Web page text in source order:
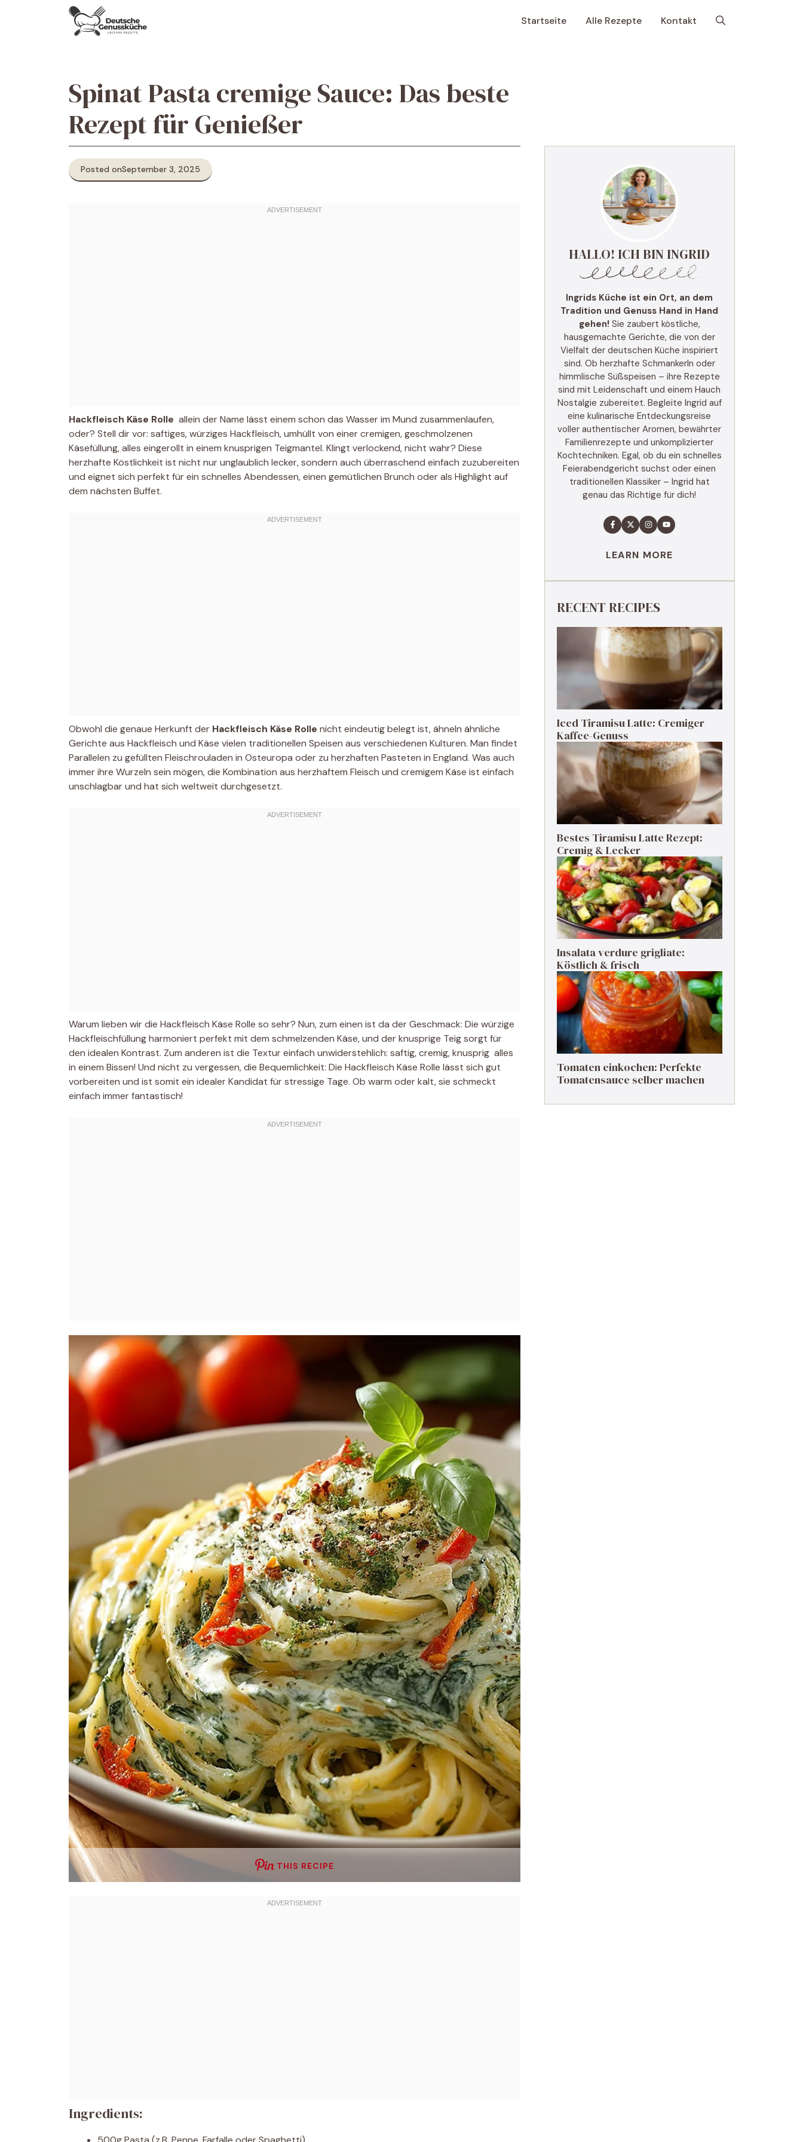
Startseite Alle Rezepte Kontakt
Spinat Pasta cremige Sauce: Das beste
Rezept für Genießer
Posted onSeptember 3, 2025
Hackfleisch Käse Rolle  allein der Name lässt einem schon das Wasser im Mund zusammenlaufen,
oder? Stell dir vor: saftiges, würziges Hackfleisch, umhüllt von einer cremigen, geschmolzenen
Käsefüllung, alles eingerollt in einem knusprigen Teigmantel. Klingt verlockend, nicht wahr? Diese
herzhafte Köstlichkeit ist nicht nur unglaublich lecker, sondern auch überraschend einfach zuzubereiten
und eignet sich perfekt für ein schnelles Abendessen, einen gemütlichen Brunch oder als Highlight auf
dem nächsten Buffet.
Obwohl die genaue Herkunft der Hackfleisch Käse Rolle nicht eindeutig belegt ist, ähneln ähnliche
Gerichte aus Hackfleisch und Käse vielen traditionellen Speisen aus verschiedenen Kulturen. Man findet
Parallelen zu gefüllten Fleischrouladen in Osteuropa oder zu herzhaften Pasteten in England. Was auch
immer ihre Wurzeln sein mögen, die Kombination aus herzhaftem Fleisch und cremigem Käse ist einfach
unschlagbar und hat sich weltweit durchgesetzt.
Warum lieben wir die Hackfleisch Käse Rolle so sehr? Nun, zum einen ist da der Geschmack: Die würzige
Hackfleischfüllung harmoniert perfekt mit dem schmelzenden Käse, und der knusprige Teig sorgt für
den idealen Kontrast. Zum anderen ist die Textur einfach unwiderstehlich: saftig, cremig, knusprig  alles
in einem Bissen! Und nicht zu vergessen, die Bequemlichkeit: Die Hackfleisch Käse Rolle lässt sich gut
vorbereiten und ist somit ein idealer Kandidat für stressige Tage. Ob warm oder kalt, sie schmeckt
einfach immer fantastisch!
THIS RECIPE
Ingredients:
HALLO! ICH BIN INGRID
Ingrids Küche ist ein Ort, an dem
Tradition und Genuss Hand in Hand
gehen! Sie zaubert köstliche,
hausgemachte Gerichte, die von der
Vielfalt der deutschen Küche inspiriert
sind. Ob herzhafte Schmankerln oder
himmlische Süßspeisen – ihre Rezepte
sind mit Leidenschaft und einem Hauch
Nostalgie zubereitet. Begleite Ingrid auf
eine kulinarische Entdeckungsreise
voller authentischer Aromen, bewährter
Familienrezepte und unkomplizierter
Kochtechniken. Egal, ob du ein schnelles
Feierabendgericht suchst oder einen
traditionellen Klassiker – Ingrid hat
genau das Richtige für dich!
LEARN MORE
RECENT RECIPES
Iced Tiramisu Latte: Cremiger
Kaffee-Genuss
Bestes Tiramisu Latte Rezept:
Cremig & Lecker
Insalata verdure grigliate:
Köstlich & frisch
Tomaten einkochen: Perfekte
Tomatensauce selber machen